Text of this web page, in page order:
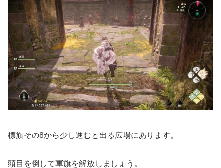
標旗その8から少し進むと出る広場にあります。
頭目を倒して軍旗を解放しましょう。